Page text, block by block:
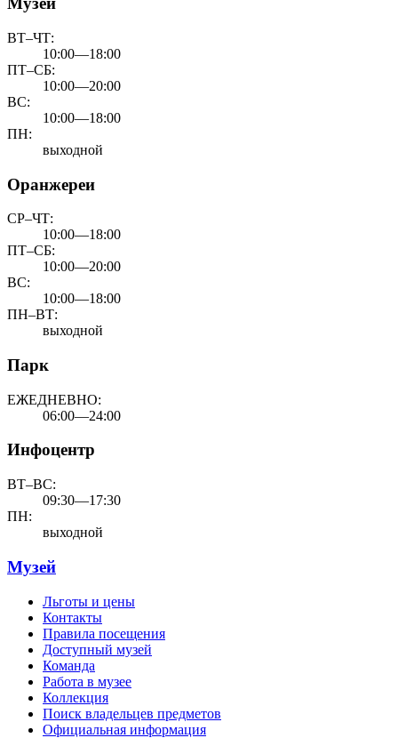
ВТ–ЧТ:
10:00—18:00
ПТ–СБ:
10:00—20:00
ВС:
10:00—18:00
ПН:
выходной
Оранжереи
СР–ЧТ:
10:00—18:00
ПТ–СБ:
10:00—20:00
ВС:
10:00—18:00
ПН–ВТ:
выходной
Парк
ЕЖЕДНЕВНО:
06:00—24:00
Инфоцентр
ВТ–ВС:
09:30—17:30
ПН:
выходной
Музей
Льготы и цены
Контакты
Правила посещения
Доступный музей
Команда
Работа в музее
Коллекция
Поиск владельцев предметов
Официальная информация